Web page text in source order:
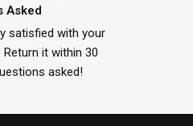
Asked
satisfied with your
it within 30
asked!